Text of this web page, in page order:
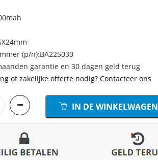
(p/n):BA225030
garantie en 30 dagen geld terug
of zakelijke offerte nodig? Contacteer ons
IN DE WINKELWAGEN